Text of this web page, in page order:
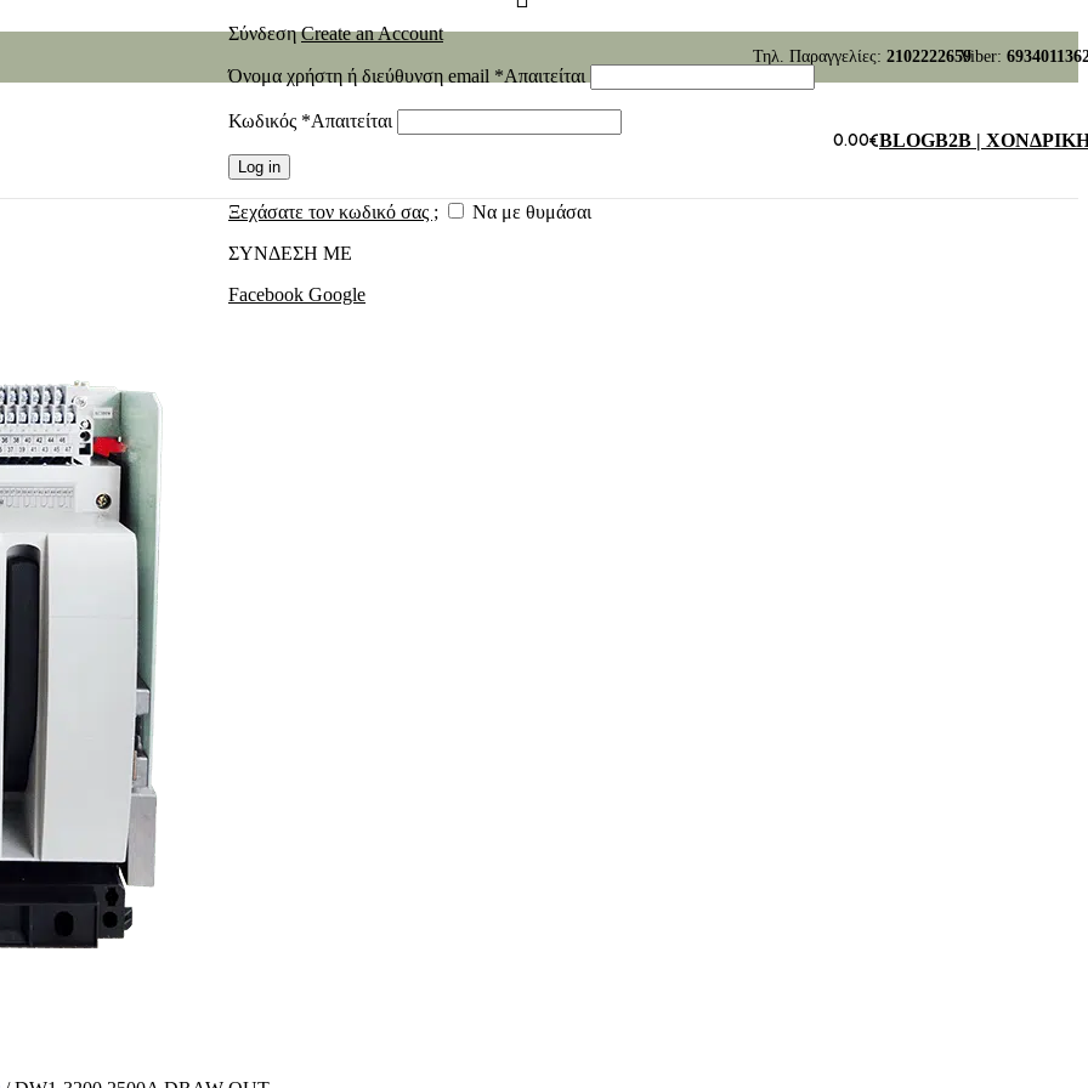
Τηλ. Παραγγελίες: 2102222659Viber:
ΣύνδεσηCreate an Account
Όνομα χρήστη ή διεύθυνση email *Απαιτείται
Κωδικός *Απαιτείται
Log in
Ξεχάσατε τον κωδικό σας ;
Να με θυμάσαι
ΣΥΝΔΕΣΗ ΜΕ
Facebook Google
0.00€BLOGB2B |